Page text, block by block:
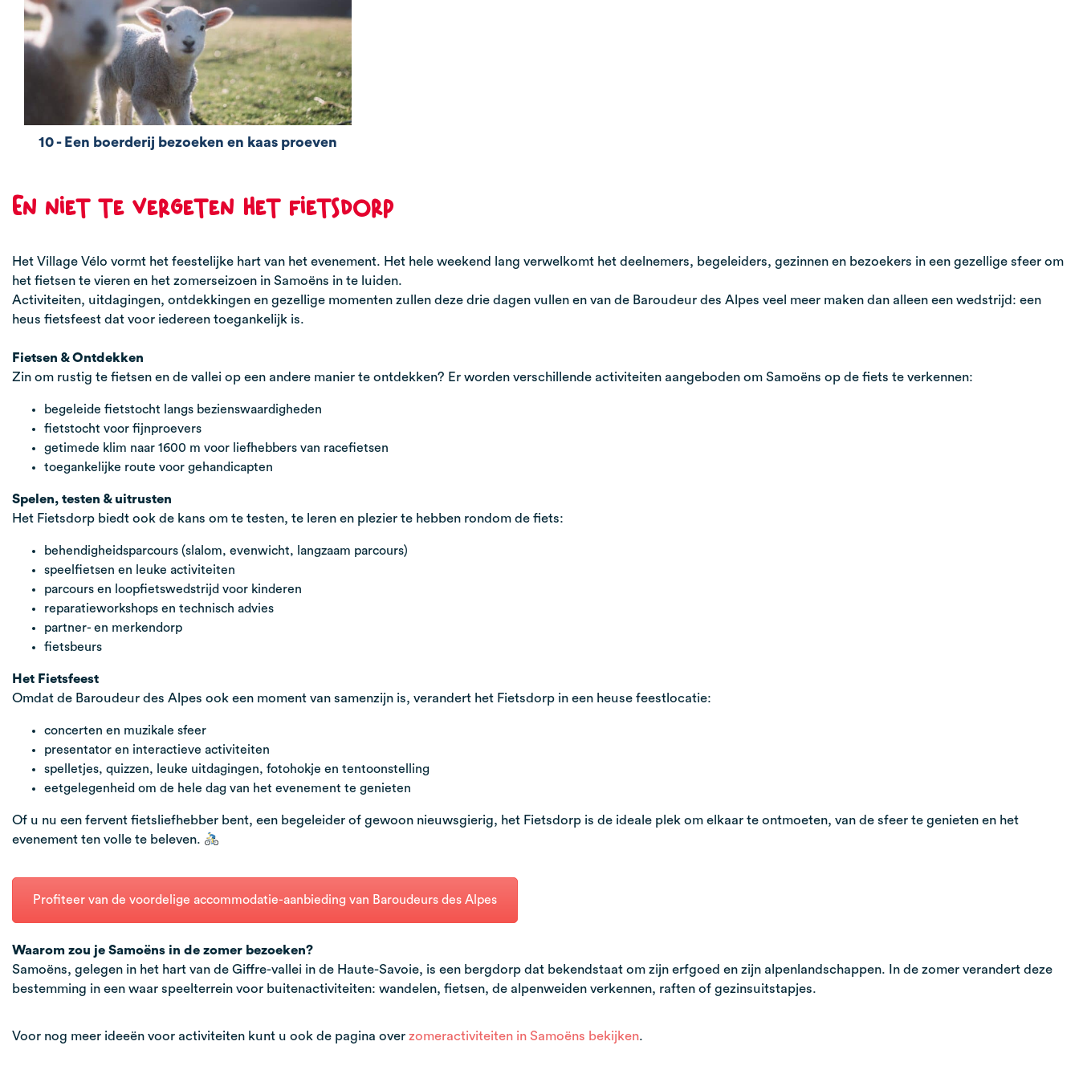
Welke producten uit de Haute-Savoie neem je mee
10 - Een boerderij bezoeken en kaas proeven
En niet te vergeten het fietsdorp
Het Village Vélo vormt het feestelijke hart van het evenement. Het hele weekend lang verwelkomt het deelnemers, begeleiders, gezinnen en bezoekers in een gezellige sfeer om
het fietsen te vieren en het zomerseizoen in Samoëns in te luiden.
Activiteiten, uitdagingen, ontdekkingen en gezellige momenten zullen deze drie dagen vullen en van de Baroudeur des Alpes veel meer maken dan alleen een wedstrijd: een
heus fietsfeest dat voor iedereen toegankelijk is.
Fietsen & Ontdekken
Zin om rustig te fietsen en de vallei op een andere manier te ontdekken? Er worden verschillende activiteiten aangeboden om Samoëns op de fiets te verkennen:
begeleide fietstocht langs bezienswaardigheden
fietstocht voor fijnproevers
getimede klim naar 1600 m voor liefhebbers van racefietsen
toegankelijke route voor gehandicapten
Spelen, testen & uitrusten
Het Fietsdorp biedt ook de kans om te testen, te leren en plezier te hebben rondom de fiets:
behendigheidsparcours (slalom, evenwicht, langzaam parcours)
speelfietsen en leuke activiteiten
parcours en loopfietswedstrijd voor kinderen
reparatieworkshops en technisch advies
partner- en merkendorp
fietsbeurs
Het Fietsfeest
Omdat de Baroudeur des Alpes ook een moment van samenzijn is, verandert het Fietsdorp in een heuse feestlocatie:
concerten en muzikale sfeer
presentator en interactieve activiteiten
spelletjes, quizzen, leuke uitdagingen, fotohokje en tentoonstelling
eetgelegenheid om de hele dag van het evenement te genieten
Of u nu een fervent fietsliefhebber bent, een begeleider of gewoon nieuwsgierig, het Fietsdorp is de ideale plek om elkaar te ontmoeten, van de sfeer te genieten en het
evenement ten volle te beleven.
Profiteer van de voordelige accommodatie-aanbieding van Baroudeurs des Alpes
Waarom zou je Samoëns in de zomer bezoeken?
Samoëns, gelegen in het hart van de Giffre-vallei in de Haute-Savoie, is een bergdorp dat bekendstaat om zijn erfgoed en zijn alpenlandschappen. In de zomer verandert deze
bestemming in een waar speelterrein voor buitenactiviteiten: wandelen, fietsen, de alpenweiden verkennen, raften of gezinsuitstapjes.
Voor nog meer ideeën voor activiteiten kunt u ook de pagina over zomeractiviteiten in Samoëns bekijken.